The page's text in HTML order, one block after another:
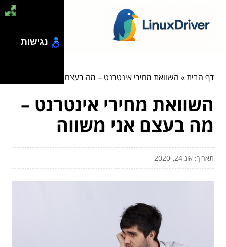
דף הבית» השוואת מחירי אינטרנט – מה בעצם אני משווה
השוואת מחירי אינטרנט –
מה בעצם אני משווה
תאריך: אוג 24, 2020
נגישות